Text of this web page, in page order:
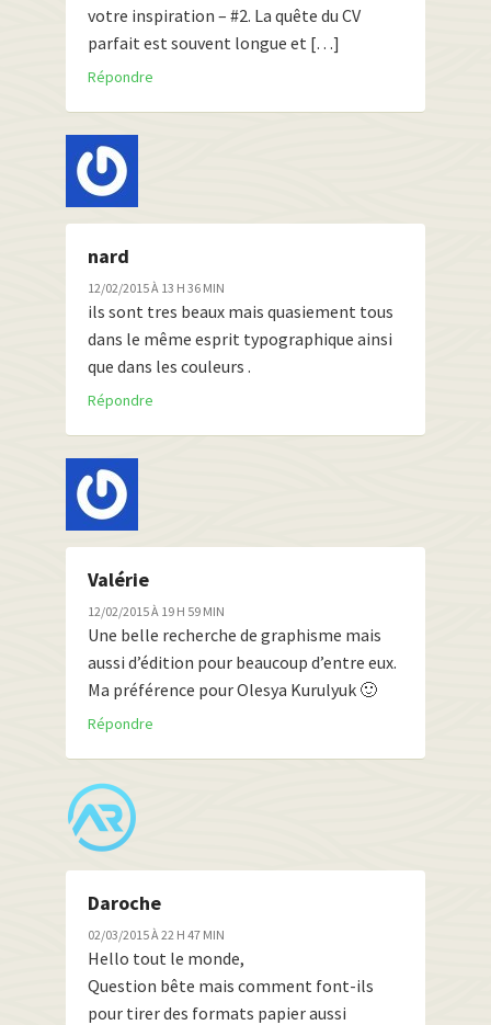
votre inspiration – #2. La quête du CV
parfait est souvent longue et […]
Répondre
nard
12/02/2015 À 13 H 36 MIN
ils sont tres beaux mais quasiement tous
dans le même esprit typographique ainsi
que dans les couleurs .
Répondre
Valérie
12/02/2015 À 19 H 59 MIN
Une belle recherche de graphisme mais
aussi d’édition pour beaucoup d’entre eux.
Ma préférence pour Olesya Kurulyuk 🙂
Répondre
Daroche
02/03/2015 À 22 H 47 MIN
Hello tout le monde,
Question bête mais comment font-ils
pour tirer des formats papier aussi